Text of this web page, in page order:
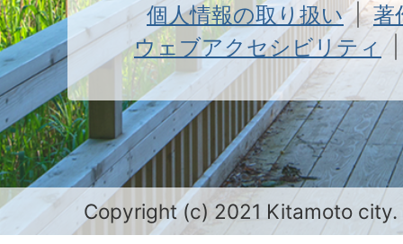
個人情報の取り扱い
著
ウェブアクセシビリティ
Copyright (c) 2021 Kitamoto city.